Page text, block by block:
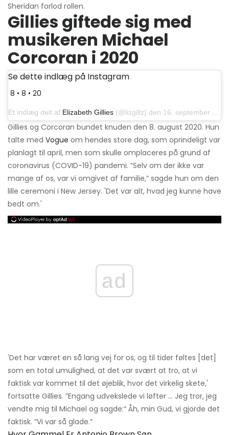
Sheridan forlod rollen.
Gillies giftede sig med
musikeren Michael
Corcoran i 2020
Se dette indlæg på Instagram
8 • 8 • 20
Et indlæg delt af Elizabeth Gillies (@lizgillz) den 16. september 2020 kl. 14:59 PDT
Gillies og Corcoran bundet knuden den 8. august 2020. Hun
talte med Vogue om hendes store dag, som oprindeligt var
planlagt til april, men som skulle omplaceres på grund af
coronavirus (COVID-19) pandemi. ”Selv om der ikke var
mange af os, var vi omgivet af familie,” sagde hun om den
lille ceremoni i New Jersey. 'Det var alt, hvad jeg kunne have
bedt om.'
ad
'Det har været en så lang vej for os, og til tider føltes [det]
som en total umulighed, at det var svært at tro, at vi
faktisk var kommet til det øjeblik, hvor det virkelig skete,'
fortsatte Gillies. ”Engang udvekslede vi løfter ... Jeg tror, ​​jeg
vendte mig til Michael og sagde:“ Åh, min Gud, vi gjorde det
faktisk. ”Vi var så glade.”